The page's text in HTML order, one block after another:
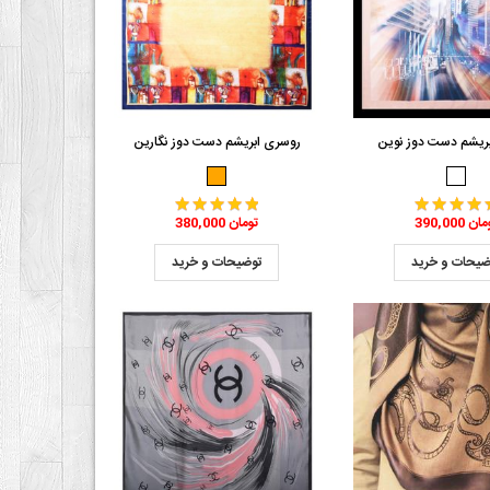
دست دوز نوین
تومان
و خرید
روسری ابریشم دست دوز نگارین
380,000 تومان
توضیحات و خرید